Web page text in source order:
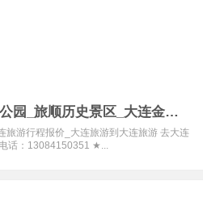
园_旅顺历史景区_大连金石
游行程报价_大连旅游到大连旅游 去大连
话：13084150351 ★...